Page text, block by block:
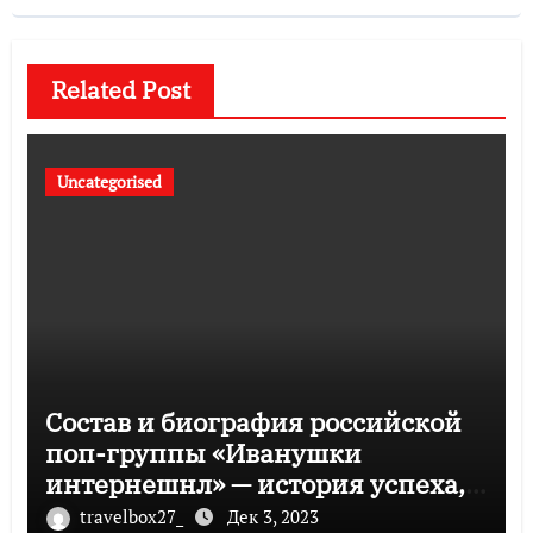
Related Post
Uncategorised
Состав и биография российской
поп-группы «Иванушки
интернешнл» — история успеха,
музыка и судьбы участников
travelbox27_ Дек 3, 2023